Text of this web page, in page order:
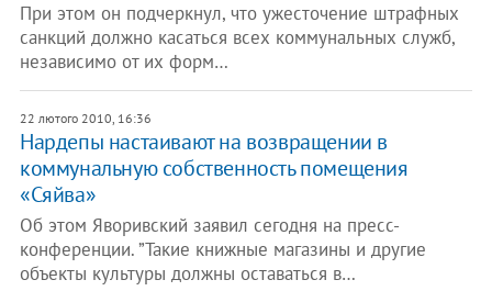
При этом он подчеркнул, что ужесточение штрафных
санкций должно касаться всех коммунальных служб,
независимо от их форм…
22 лютого 2010, 16:36
Нардепы настаивают на возвращении в
коммунальную собственность помещения
«Сяйва»
Об этом Яворивский заявил сегодня на пресс-
конференции. ”Такие книжные магазины и другие
объекты культуры должны оставаться в…